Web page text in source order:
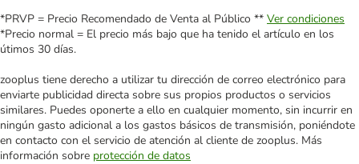
*PRVP = Precio Recomendado de Venta al Público ** Ver condiciones
*Precio normal = El precio más bajo que ha tenido el artículo en los
útimos 30 días.
zooplus tiene derecho a utilizar tu dirección de correo electrónico para
enviarte publicidad directa sobre sus propios productos o servicios
similares. Puedes oponerte a ello en cualquier momento, sin incurrir en
ningún gasto adicional a los gastos básicos de transmisión, poniéndote
en contacto con el servicio de atención al cliente de zooplus. Más
información sobre protección de datos